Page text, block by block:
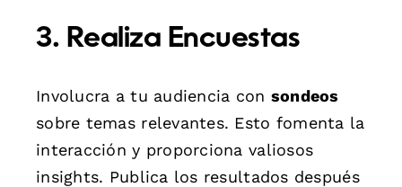
3. Realiza Encuestas
Involucra a tu audiencia con sondeos
sobre temas relevantes. Esto fomenta la
interacción y proporciona valiosos
insights. Publica los resultados después